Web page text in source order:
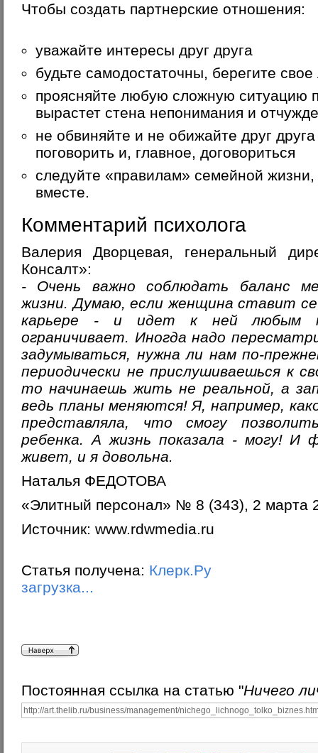
Чтобы создать партнерские отношения:
уважайте интересы друг друга
будьте самодостаточны, берегите
проясняйте любую сложную ситуацию
вырастет стена непонимания и
не обвиняйте и не обижайте друг
поговорить и, главное, договориться
следуйте «правилам» семейной
вместе.
Комментарий психолога
Валерия Дворцевая, генеральный
Консалт»:
- Очень важно соблюдать баланс
жизни. Думаю, если женщина ставит
карьере - и идет к ней любым
ограничивает. Иногда надо
задумываться, нужна ли нам по-
периодически не прислушиваешься к
то начинаешь жить не реальной, а
ведь планы меняются! Я, например,
представляла, что смогу
ребенка. А жизнь показала - могу! И
живет, и я довольна.
Наталья ФЕДОТОВА
«Элитный персонал» № 8 (343), 2 марта
Источник: www.rdwmedia.ru
Статья получена: Клерк.Ру
загрузка...
Постоянная ссылка на статью "Ничего